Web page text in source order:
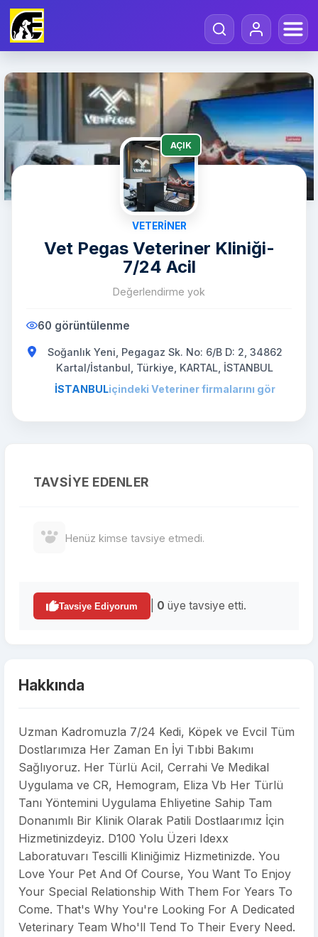
AÇIK
VETERINER
Vet Pegas Veteriner Kliniği-
7/24 Acil
Değerlendirme yok
60 görüntülenme
Soğanlık Yeni, Pegagaz Sk. No: 6/B D: 2, 34862
Kartal/İstanbul, Türkiye, KARTAL, İSTANBUL
İSTANBULiçindeki Veteriner firmalarını gör
TAVSIYE EDENLER
Henüz kimse tavsiye etmedi.
Tavsiye Ediyorum 0 üye tavsiye etti.
Hakkında
Uzman Kadromuzla 7/24 Kedi, Köpek ve Evcil Tüm
Dostlarımıza Her Zaman En İyi Tıbbi Bakımı
Sağlıyoruz. Her Türlü Acil, Cerrahi Ve Medikal
Uygulama ve CR, Hemogram, Eliza Vb Her Türlü
Tanı Yöntemini Uygulama Ehliyetine Sahip Tam
Donanımlı Bir Klinik Olarak Patili Dostlaarımız İçin
Hizmetinizdeyiz. D100 Yolu Üzeri Idexx
Laboratuvarı Tescilli Kliniğimiz Hizmetinizde. You
Love Your Pet And Of Course, You Want To Enjoy
Your Special Relationship With Them For Years To
Come. That's Why You're Looking For A Dedicated
Veterinary Team Who'll Tend To Their Every Need.